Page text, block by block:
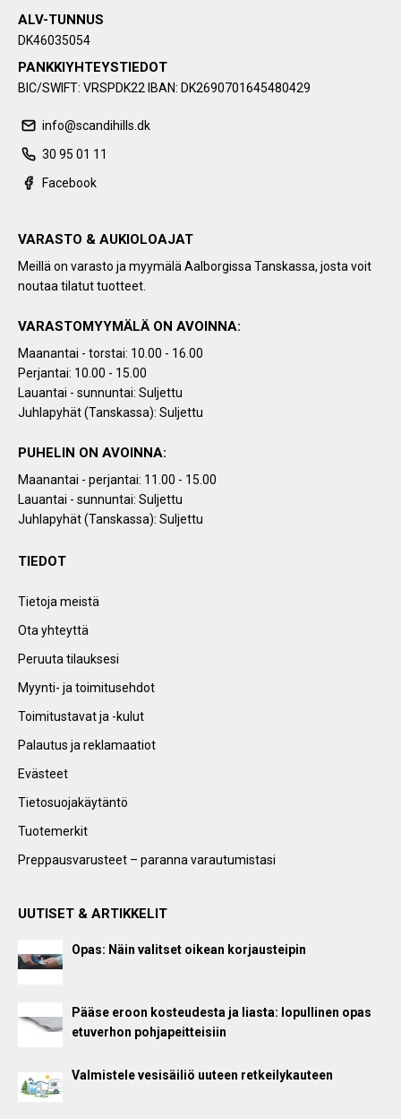
ALV-TUNNUS
DK46035054
PANKKIYHTEYSTIEDOT
BIC/SWIFT: VRSPDK22 IBAN: DK2690701645480429
info@scandihills.dk
30 95 01 11
Facebook
VARASTO & AUKIOLOAJAT
Meillä on varasto ja myymälä Aalborgissa Tanskassa, josta voit
noutaa tilatut tuotteet.
VARASTOMYYMÄLÄ ON AVOINNA:
Maanantai - torstai: 10.00 - 16.00
Perjantai: 10.00 - 15.00
Lauantai - sunnuntai: Suljettu
Juhlapyhät (Tanskassa): Suljettu
PUHELIN ON AVOINNA:
Maanantai - perjantai: 11.00 - 15.00
Lauantai - sunnuntai: Suljettu
Juhlapyhät (Tanskassa): Suljettu
TIEDOT
Tietoja meistä
Ota yhteyttä
Peruuta tilauksesi
Myynti- ja toimitusehdot
Toimitustavat ja -kulut
Palautus ja reklamaatiot
Evästeet
Tietosuojakäytäntö
Tuotemerkit
Preppausvarusteet – paranna varautumistasi
UUTISET & ARTIKKELIT
Opas: Näin valitset oikean korjausteipin
Pääse eroon kosteudesta ja liasta: lopullinen opas
etuverhon pohjapeitteisiin
Valmistele vesisäiliö uuteen retkeilykauteen